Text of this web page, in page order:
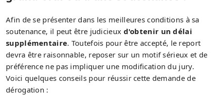
Afin de se présenter dans les meilleures conditions à sa
soutenance, il peut être judicieux d'obtenir un délai
supplémentaire. Toutefois pour être accepté, le report
devra être raisonnable, reposer sur un motif sérieux et de
préférence ne pas impliquer une modification du jury.
Voici quelques conseils pour réussir cette demande de
dérogation :